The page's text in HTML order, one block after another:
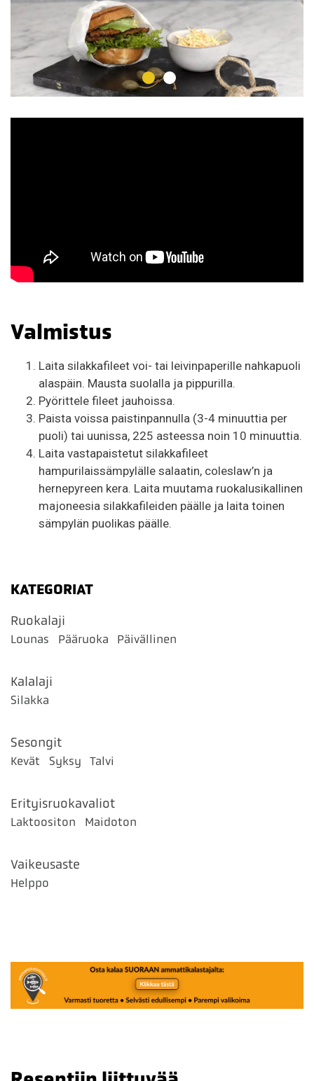
Valmistus
Laita silakkafileet voi- tai leivinpaperille nahkapuoli
alaspäin. Mausta suolalla ja pippurilla.
Pyörittele fileet jauhoissa.
Paista voissa paistinpannulla (3-4 minuuttia per
puoli) tai uunissa, 225 asteessa noin 10 minuuttia.
Laita vastapaistetut silakkafileet
hampurilaissämpylälle salaatin, coleslaw’n ja
hernepyreen kera. Laita muutama ruokalusikallinen
majoneesia silakkafileiden päälle ja laita toinen
sämpylän puolikas päälle.
KATEGORIAT
Ruokalaji
Lounas Pääruoka Päivällinen
Kalalaji
Silakka
Sesongit
Kevät Syksy Talvi
Erityisruokavaliot
Laktoositon Maidoton
Vaikeusaste
Helppo